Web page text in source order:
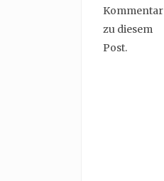
Kommentar
zu diesem
Post.